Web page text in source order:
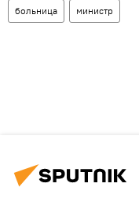
больница министр